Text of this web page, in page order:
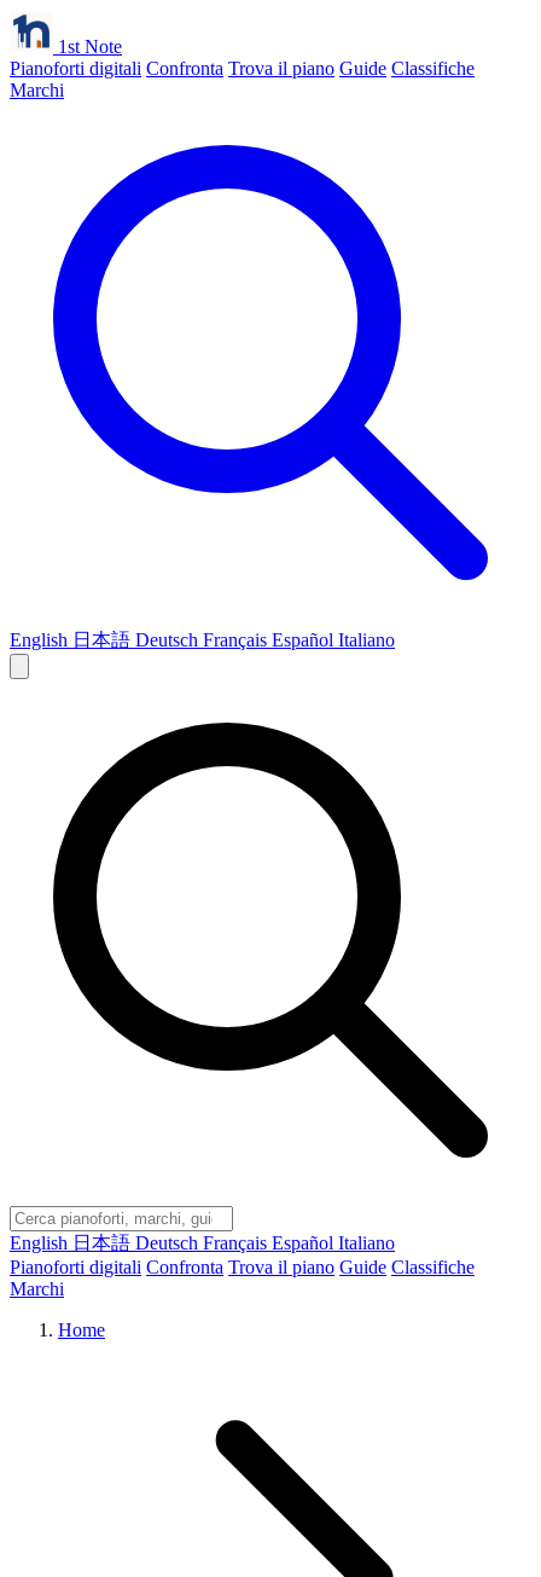
1st Note
Pianoforti digitali Confronta Trova il piano Guide Classifiche
Marchi
English 日本語 Deutsch Français Español Italiano
English 日本語 Deutsch Français Español Italiano
Pianoforti digitali Confronta Trova il piano Guide Classifiche
Marchi
Home